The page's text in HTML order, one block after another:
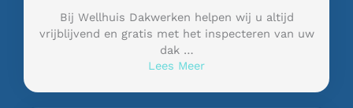
Bij Wellhuis Dakwerken helpen wij u altijd
vrijblijvend en gratis met het inspecteren van uw
dak …
Lees Meer